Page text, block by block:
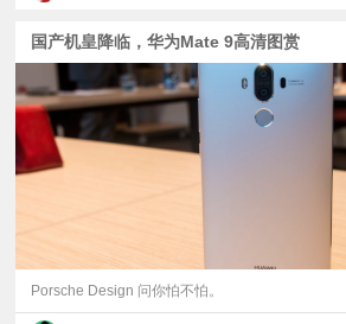
国产机皇降临，华为Mate 9高清图赏
Porsche Design 问你怕不怕。